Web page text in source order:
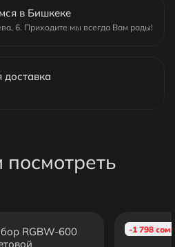
в Бишкеке
6. Приходите мы всегда Вам рады!
доставка
RGBW-600
-1 798 сом